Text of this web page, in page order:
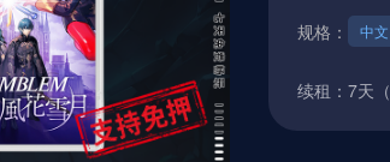
规格：
中文
续租： 7天